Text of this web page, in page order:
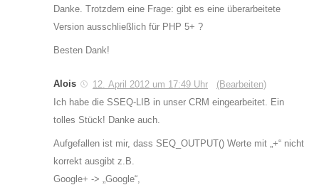
Danke. Trotzdem eine Frage: gibt es eine überarbeitete
Version ausschließlich für PHP 5+ ?
Besten Dank!
Alois 12. April 2012 um 17:49 Uhr
(Bearbeiten)
Ich habe die SSEQ-LIB in unser CRM eingearbeitet. Ein
tolles Stück! Danke auch.
Aufgefallen ist mir, dass SEQ_OUTPUT() Werte mit „+“ nicht
korrekt ausgibt z.B.
Google+ -> „Google“,